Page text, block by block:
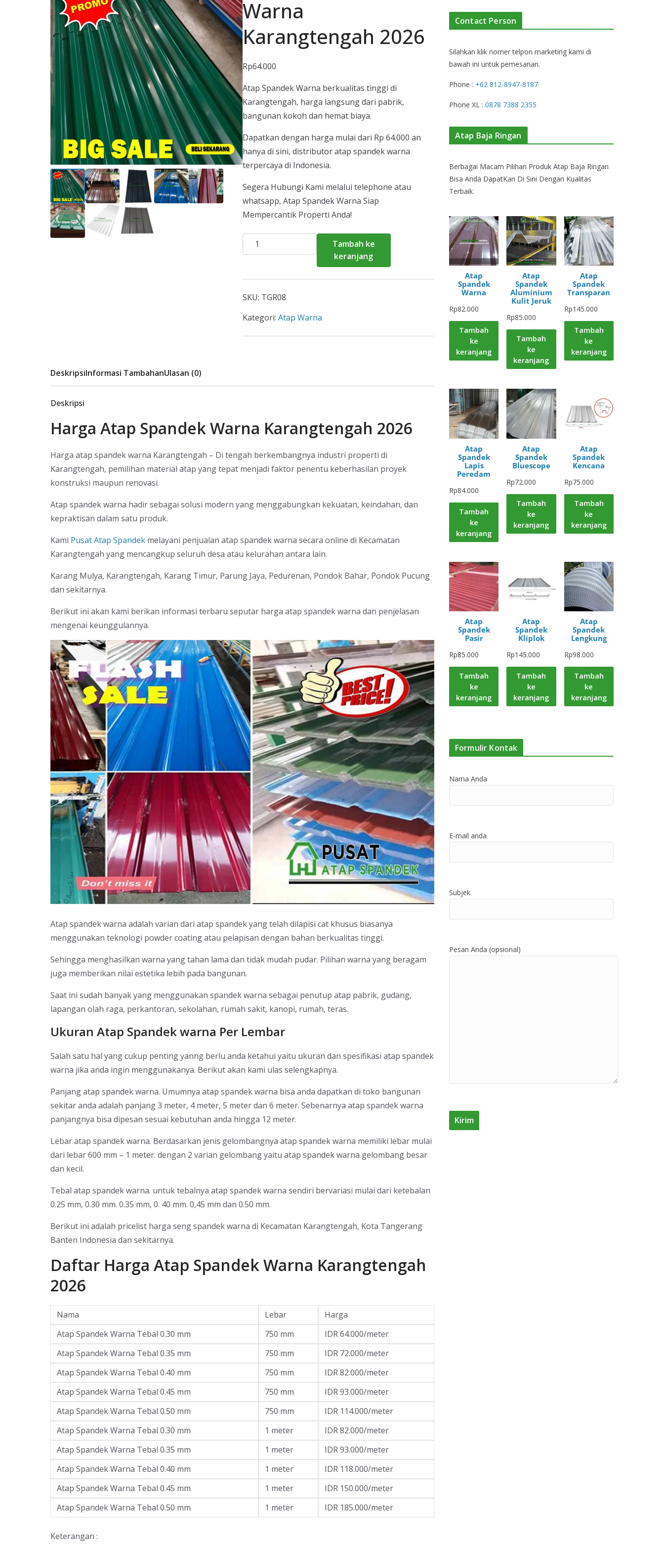
Warna
Karangtengah 2026
Rp64.000
Atap Spandek Warna berkualitas tinggi di
Karangtengah, harga langsung dari pabrik,
bangunan kokoh dan hemat biaya.
Dapatkan dengan harga mulai dari Rp 64.000 an
hanya di sini, distributor atap spandek warna
terpercaya di Indonesia.
Segera Hubungi Kami melalui telephone atau
whatsapp, Atap Spandek Warna Siap
Mempercantik Properti Anda!
Kuantitas
Harga
Karangtengah
2026
Tambah ke
keranjang
SKU: TGR08
Kategori: Atap Warna
DeskripsiInformasi TambahanUlasan (0)
Deskripsi
Harga Atap Spandek Warna Karangtengah 2026
Harga atap spandek warna Karangtengah – Di tengah berkembangnya industri properti di
Karangtengah, pemilihan material atap yang tepat menjadi faktor penentu keberhasilan proyek
konstruksi maupun renovasi.
Atap spandek warna hadir sebagai solusi modern yang menggabungkan kekuatan, keindahan, dan
kepraktisan dalam satu produk.
Kami Pusat Atap Spandek melayani penjualan atap spandek warna secara online di Kecamatan
Karangtengah yang mencangkup seluruh desa atau kelurahan antara lain.
Karang Mulya, Karangtengah, Karang Timur, Parung Jaya, Pedurenan, Pondok Bahar, Pondok Pucung
dan sekitarnya.
Berikut ini akan kami berikan informasi terbaru seputar harga atap spandek warna dan penjelasan
mengenai keunggulannya.
Atap spandek warna adalah varian dari atap spandek yang telah dilapisi cat khusus biasanya
menggunakan teknologi powder coating atau pelapisan dengan bahan berkualitas tinggi.
Sehingga menghasilkan warna yang tahan lama dan tidak mudah pudar. Pilihan warna yang beragam
juga memberikan nilai estetika lebih pada bangunan.
Saat ini sudah banyak yang menggunakan spandek warna sebagai penutup atap pabrik, gudang,
lapangan olah raga, perkantoran, sekolahan, rumah sakit, kanopi, rumah, teras.
Ukuran Atap Spandek warna Per Lembar
Salah satu hal yang cukup penting yanng berlu anda ketahui yaitu ukuran dan spesifikasi atap spandek
warna jika anda ingin menggunakanya. Berikut akan kami ulas selengkapnya.
Panjang atap spandek warna. Umumnya atap spandek warna bisa anda dapatkan di toko bangunan
sekitar anda adalah panjang 3 meter, 4 meter, 5 meter dan 6 meter. Sebenarnya atap spandek warna
panjangnya bisa dipesan sesuai kebutuhan anda hingga 12 meter.
Lebar atap spandek warna. Berdasarkan jenis gelombangnya atap spandek warna memiliki lebar mulai
dari lebar 600 mm – 1 meter. dengan 2 varian gelombang yaitu atap spandek warna gelombang besar
dan kecil.
Tebal atap spandek warna. untuk tebalnya atap spandek warna sendiri bervariasi mulai dari ketebalan
0.25 mm, 0.30 mm. 0.35 mm, 0. 40 mm. 0,45 mm dan 0.50 mm.
Berikut ini adalah pricelist harga seng spandek warna di Kecamatan Karangtengah, Kota Tangerang
Banten Indonesia dan sekitarnya.
Daftar Harga Atap Spandek Warna Karangtengah
2026
Nama Lebar
Harga
Atap Spandek Warna Tebal 0.30 mm
750 mm
IDR 64.000/meter
Atap Spandek Warna Tebal 0.35 mm
750 mm
IDR 72.000/meter
Atap Spandek Warna Tebal 0.40 mm
750 mm
IDR 82.000/meter
Atap Spandek Warna Tebal 0.45 mm
750 mm
IDR 93.000/meter
Atap Spandek Warna Tebal 0.50 mm
750 mm
IDR 114.000/meter
Atap Spandek Warna Tebal 0.30 mm
1 meter
IDR 82.000/meter
Atap Spandek Warna Tebal 0.35 mm
1 meter
IDR 93.000/meter
Atap Spandek Warna Tebal 0.40 mm
1 meter
IDR 118.000/meter
Atap Spandek Warna Tebal 0.45 mm
1 meter
IDR 150.000/meter
Atap Spandek Warna Tebal 0.50 mm
1 meter IDR 185.000/meter
Keterangan :
Contact Person
Silahkan klik nomer telpon marketing kami di
bawah ini untuk pemesanan.
Phone : +62 812-8947-8187
Phone XL : 0878 7388 2355
Atap Baja Ringan
Berbagai Macam Pilihan Produk Atap Baja Ringan
Bisa Anda DapatKan Di Sini Dengan Kualitas
Terbaik.
Atap
Spandek
Warna
Rp82.000
Tambah
ke
keranjang
Atap
Spandek
Aluminium
Kulit Jeruk
Rp85.000
Tambah
ke
keranjang
Atap
Spandek
Transparan
Rp145.000
Tambah
ke
keranjang
Atap
Spandek
Lapis
Peredam
Rp84.000
Tambah
ke
keranjang
Atap
Spandek
Bluescope
Rp72.000
Tambah
ke
keranjang
Atap
Spandek
Kencana
Rp75.000
Tambah
ke
keranjang
Atap
Spandek
Pasir
Rp85.000
Tambah
ke
keranjang
Atap
Spandek
Kliplok
Rp145.000
Tambah
ke
keranjang
Atap
Spandek
Lengkung
Rp98.000
Tambah
ke
keranjang
Formulir Kontak
Nama Anda
E-mail anda
Subjek
Pesan Anda (opsional)